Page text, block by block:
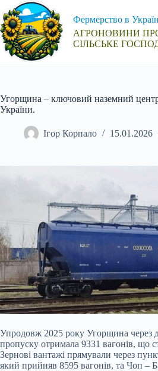
Перейти
до
вмісту
Фермерство в
АГРОНОВИНИ
СІЛЬСЬКЕ
Угорщина – ключовий наземний
України.
Ігор Корпало 15.01.2026
Упродовж 2025 року Угорщина через
пропуску отримала 9331 вагонів, що
Зернові вантажі прямували через
який прийняв 8595 вагонів, та Чоп –